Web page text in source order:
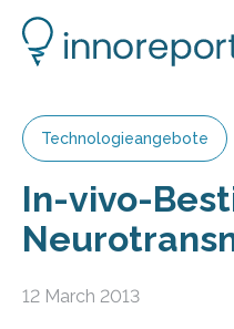
Technologieangebote
In-vivo-
12 March 2013